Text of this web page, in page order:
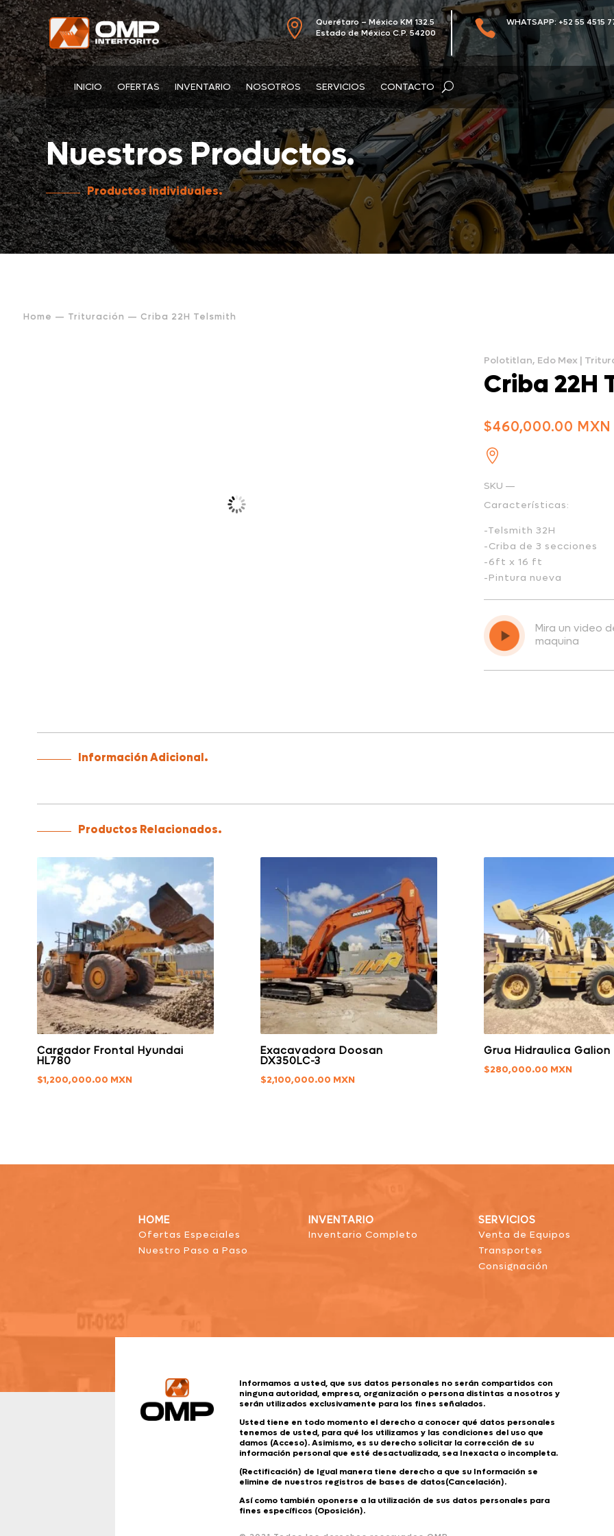

Querétaro – México KM 132.5
Estado de México C.P. 54200
 WHATSAPP: +52 55 4515
INICIO OFERTAS INVENTARIO NOSOTROS SERVICIOS CONTACTO
Nuestros Productos.
Productos individuales.
Home — Trituración — Criba 22H Telsmith
Polotitlan, Edo Mex |
Criba 22H
$460,000.00

SKU —
Características:
-Telsmith 32H
-Criba de 3 secciones
-6ft x 16 ft
-Pintura nueva
Mira un video
maquina
Información Adicional.
Productos Relacionados.
Cargador Frontal Hyundai
HL780
$1,200,000.00
Exacavadora Doosan
DX350LC-3
$2,100,000.00
Grua Hidraulica Galion
$280,000.00
HOME
Ofertas Especiales
Nuestro Paso a Paso
INVENTARIO
Inventario Completo
SERVICIOS
Venta de Equipos
Transportes
Consignación
Informamos a usted, que sus datos personales no serán compartidos con
ninguna autoridad, empresa, organización o persona distintas a nosotros y
serán utilizados exclusivamente para los fines señalados.
Usted tiene en todo momento el derecho a conocer qué datos personales
tenemos de usted, para qué los utilizamos y las condiciones del uso que
damos (Acceso). Asimismo, es su derecho solicitar la corrección de su
información personal que esté desactualizada, sea Inexacta o incompleta.
(Rectificación) de Igual manera tiene derecho a que su Información se
elimine de nuestros registros de bases de datos(Cancelación).
Así como también oponerse a la utilización de sus datos personales para
fines específicos (Oposición).